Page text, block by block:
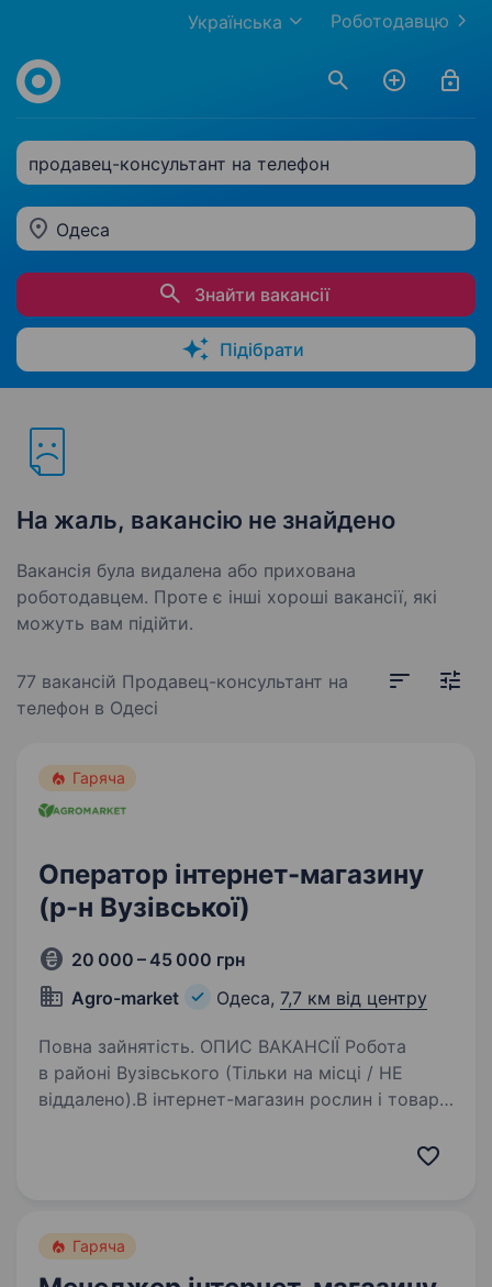
Роботодавцю
Українська
продавец-консультант на телефон
Одеса
Знайти вакансії
Підібрати
На жаль, вакансію не знайдено
Вакансія була видалена або прихована
роботодавцем. Проте є інші хороші вакансії, які
можуть вам підійти.
77 вакансій Продавец-консультант на
телефон в Одесі
Гаряча
Оператор інтернет-магазину
(р-н Вузівської)
20 000 – 45 000 грн
Agro-market
Одеса, 7,7 км від центру
Повна зайнятість. ОПИС ВАКАНСІЇ Робота
в районі Вузівського (Тільки на місці / НЕ
віддалено).В інтернет-магазин рослин і товарів
Гаряча